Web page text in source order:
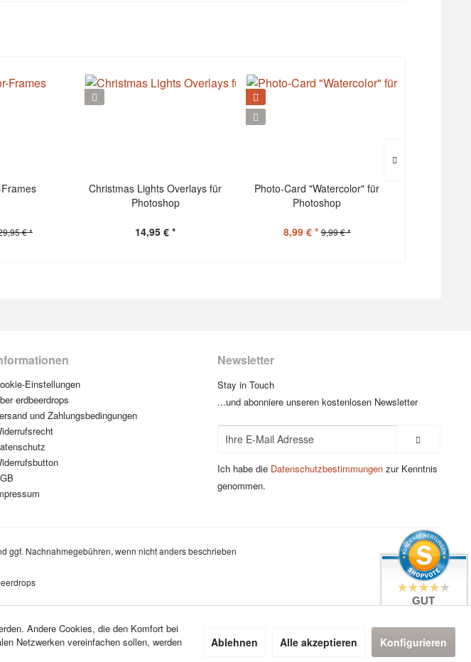
€ *
Christmas Lights Overlays für
Photoshop
14,95 € *
Photo-Card "Watercolor" für
Photoshop
8,99 € * 9,99 € *
Einstellungen
erdbeerdrops
und Zahlungsbedingungen
Newsletter
Stay in Touch
...und abonniere unseren kostenlosen Newsletter
Ich habe die Datenschutzbestimmungen zur Kenntnis
genommen.
ggf. Nachnahmegebühren, wenn nicht anders beschrieben
Andere Cookies, die den Komfort bei
Netzwerken vereinfachen sollen, werden
Ablehnen Alle akzeptieren Konfigurieren
GUT
shopvote.de